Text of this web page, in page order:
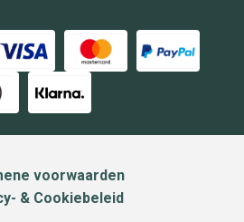
voorwaarden
& Cookiebeleid